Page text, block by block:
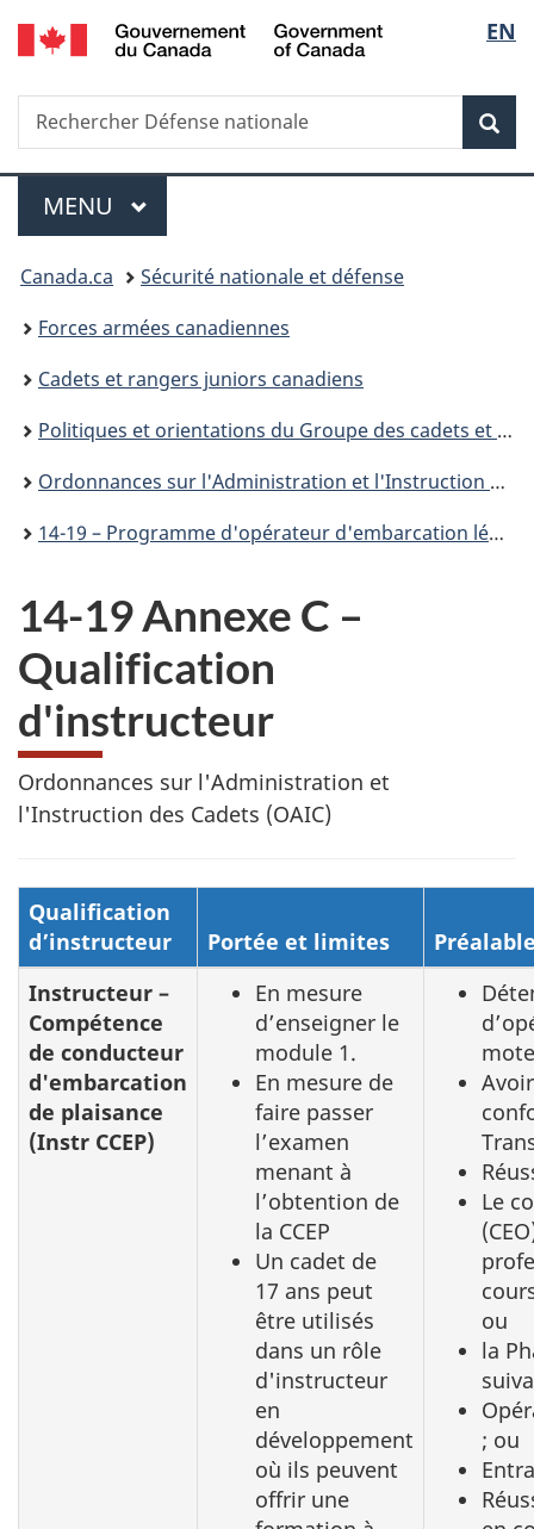
Passer
au
principal
Passer
à
Au
du
Passer
à
version
simplifiée
de
la
EN
Recherche
Rechercher
Défense
Menu
MENU PRINCIPAL
Vous
êtes
ici :
Canada.ca
Sécurité nationale et défense
Forces armées canadiennes
Cadets et rangers juniors canadiens
Politiques et orientations du Groupe des cadets et rangers juniors canadiens
Ordonnances sur l'Administration et l'Instruction des Cadets (OAIC)
14-19 – ​Programme d'opérateur d'embarcation légère
14-19 Annexe C – ​
Qualification
d'instructeur
Ordonnances sur l'Administration et
l'Instruction des Cadets (OAIC)
Qualification
d’instructeur
Portée et limites​
Instructeur –
Compétence
de conducteur
d'embarcation
de plaisance
(Instr CCEP)
En mesure
d’enseigner le
module 1.
En mesure de
faire passer
l’examen
menant à
l’obtention de
la CCEP
Un cadet de
17 ans peut
être utilisés
dans un rôle
d'instructeur
en
développement
où ils peuvent
offrir une
Le
ou
la
; ou